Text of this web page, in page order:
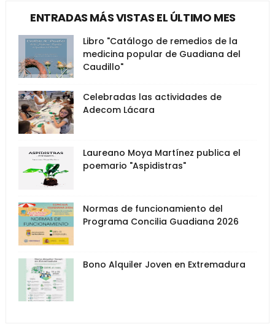
ENTRADAS MÁS VISTAS EL ÚLTIMO MES
Libro "Catálogo de remedios de la
medicina popular de Guadiana del
Caudillo"
Celebradas las actividades de
Adecom Lácara
Laureano Moya Martínez publica el
poemario "Aspidistras"
Normas de funcionamiento del
Programa Concilia Guadiana 2026
Bono Alquiler Joven en Extremadura